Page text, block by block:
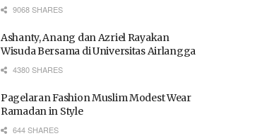
9068 SHARES
Ashanty, Anang dan Azriel Rayakan
Wisuda Bersama di Universitas Airlangga
4380 SHARES
Pagelaran Fashion Muslim Modest Wear
Ramadan in Style
644 SHARES